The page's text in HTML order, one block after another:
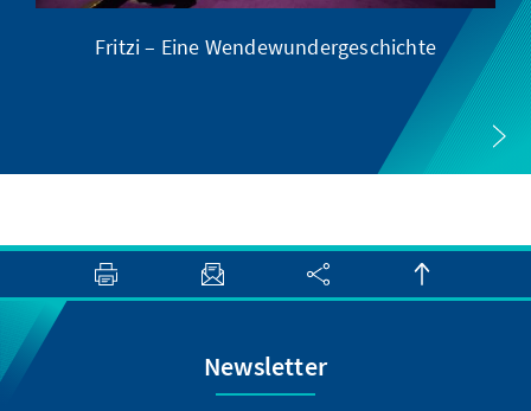
Fritzi – Eine Wendewundergeschichte
Newsletter